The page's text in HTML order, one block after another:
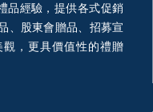
品經驗，提供各式促銷
、股東會贈品、招募宣
，更具價值性的禮贈